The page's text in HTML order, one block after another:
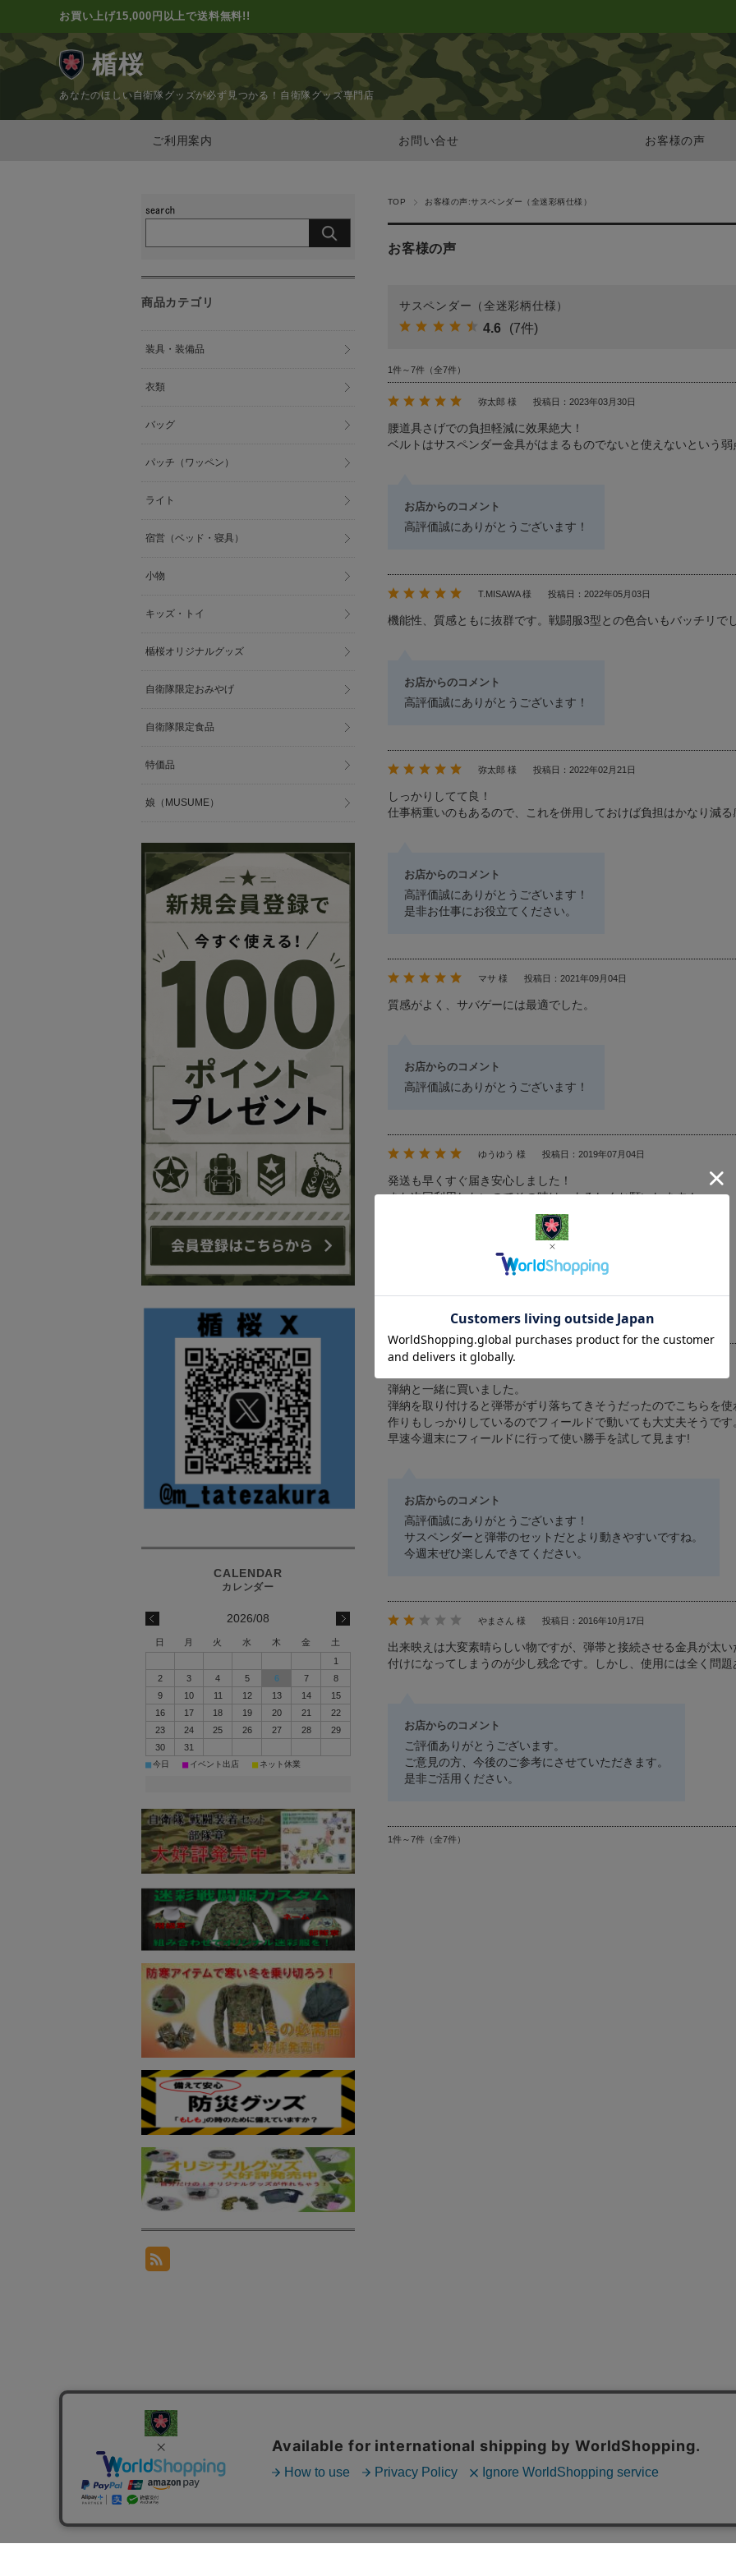
お買い上げ15,000円以上で送料無料!!
楯桜
あなたのほしい自衛隊グッズが必ず見つかる！ 自衛隊グッズ専門店
ご利用案内 お問い合せ お客様の声
TOP お客様の声:サスペンダー（全迷彩柄仕様）
お客様の声
サスペンダー（全迷彩柄仕様）
4.6 (7件)
1件～7件（全7件）
弥太郎 様 投稿日：2023年03月30日
腰道具さげでの負担軽減に效果絶大！
ベルトはサスペンダー金具がはまるものでないと使えないという
お店からのコメント
高評価誠にありがとうございます！
T.MISAWA 様 投稿日：2022年05月03日
機能性、質感ともに抜群です。戦闘服3型との色合いもバッチリで
お店からのコメント
高評価誠にありがとうございます！
弥太郎 様 投稿日：2022年02月21日
しっかりしてて良！
仕事柄重いのもあるので、これを併用しておけば負担はかなり減る
お店からのコメント
高評価誠にありがとうございます！
是非お仕事にお役立てください。
マサ 様 投稿日：2021年09月04日
質感がよく、サバゲーには最適でした。
お店からのコメント
高評価誠にありがとうございます！
ゆうゆう 様 投稿日：2019年07月04日
発送も早くすぐ届き安心しました！
また次回利用したいのでその時は、よろしくお願いします！
お店からのコメント
高評価誠にありがとうございます！
是非ご活用いただければ幸いです。
ちば子 様
弾納と一緒に買いました。
弾納を取り付けると弾帯がずり落ちてきそうだったのでこちらを
作りもしっかりしているのでフィールドで動いても大丈夫そうです
早速今週末にフィールドに行って使い勝手を試して見ます!
お店からのコメント
高評価誠にありがとうございます！
サスペンダーと弾帯のセットだとより動きやすいですね。
今週末ぜひ楽しんできてください。
やまさん 様 投稿日：2016年10月17日
出来映えは大変素晴らしい物ですが、弾帯と接続させる金具が太
付けになってしまうのが少し残念です。しかし、使用には全く問
お店からのコメント
ご評価ありがとうございます。
ご意見の方、今後のご参考にさせていただきます。
是非ご活用ください。
1件～7件（全7件）
商品カテゴリ
装具・装備品
衣類
バッグ
パッチ（ワッペン）
ライト
宿営（ベッド・寝具）
小物
キッズ・トイ
楯桜オリジナルグッズ
自衛隊限定おみやげ
自衛隊限定食品
特価品
娘（MUSUME）
2026/08
日 月 火 水 木 金
土
1
2
3 4 5 6 7
8
9
10 11 12 13 14
15
16
17 18 19 20 21
22
23
24 25 26 27 28
29
30
31
■今日 ■ イベント出店 ■ ネット休業